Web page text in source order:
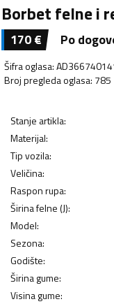
Borbet felne i
170€ Po
Šifra oglasa:
Broj pregleda oglasa: 785
Stanje artikla:
Materijal:
Tip vozila:
Veličina:
Raspon rupa:
Širina felne (J):
Model:
Sezona:
Godište:
Širina gume:
Visina gume: